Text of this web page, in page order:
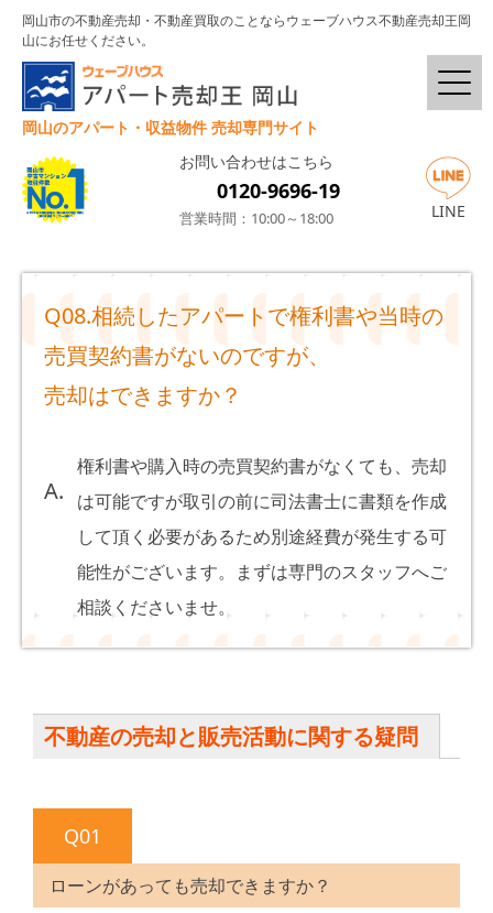
岡山市の不動産売却・不動産買取のことならウェーブハウス不動産売却王岡
山にお任せください。
岡山のアパート・収益物件 売却専門サイト
お問い合わせはこちら
0120-9696-19
営業時間：10:00～18:00 LINE
Q08.相続したアパートで権利書や当時の
売買契約書がないのですが、
売却はできますか？
A.
権利書や購入時の売買契約書がなくても、売却
は可能ですが取引の前に司法書士に書類を作成
して頂く必要があるため別途経費が発生する可
能性がございます。まずは専門のスタッフへご
相談くださいませ。
不動産の売却と販売活動に関する疑問
Q01
ローンがあっても売却できますか？